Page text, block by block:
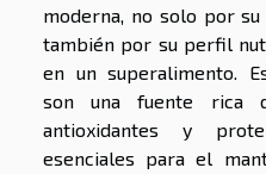
moderna, no solo por
también por su perfil
en un superalimento.
son una fuente rica
antioxidantes y
esenciales para el